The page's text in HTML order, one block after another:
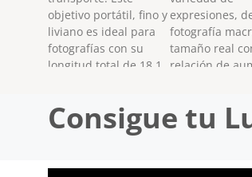
objetivo portátil, fino y
liviano es ideal para
fotografías con su
longitud total de 18,1
expresiones,
fotografía
tamaño real
relación de
los rangos del
teleobjetivo
Consigue tu